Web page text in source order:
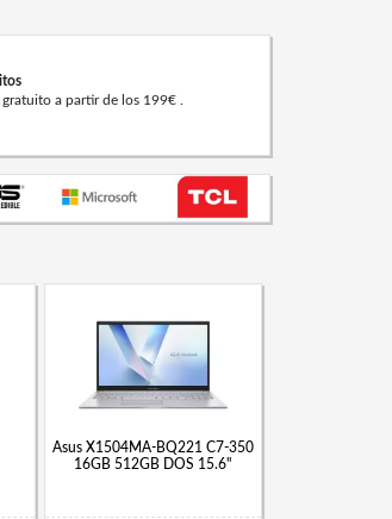
a partir de los 199€ .
Asus X1504MA-BQ221 C7-350
16GB 512GB DOS 15.6"